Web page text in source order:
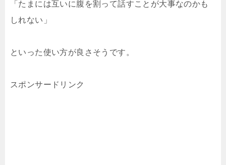
「たまには互いに腹を割って話すことが大事なのかも
しれない」
といった使い方が良さそうです。
スポンサードリンク